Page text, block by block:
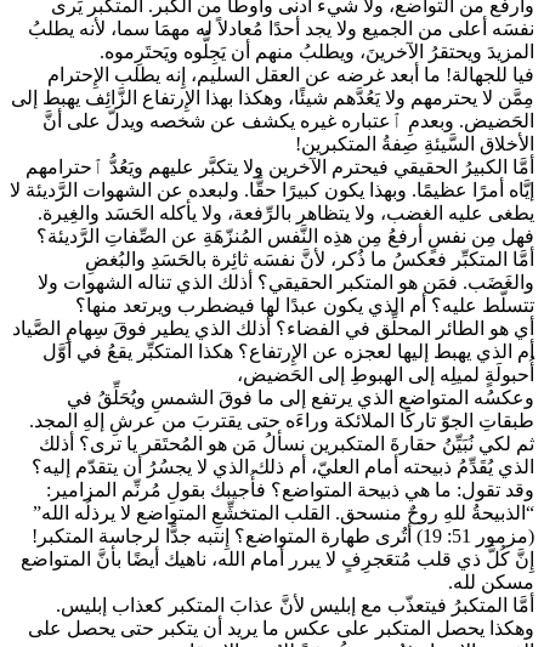
وأَرفع من التواضع، ولا شيء أدنى وأوطأ من الكبر. المتكبر يَرى
نفسَه أعلى من الجميع ولا يجد أحدًا مُعادلاً له مهمَا سما، لأنه يطلبُ
المزيدَ ويحتقرُ الآخرينَ، ويطلبُ منهم أن يَجِلُّوه ويَحتَرِموه.
فيا للجهالة! ما أبعد غرضه عن العقل السليم، إِنه يطلب الإِحترام
مِمَّن لا يحترمهم ولا يَعُدَّهم شيئًا، وهكذا بهذا الإِرتفاع الزَّائِف يهبط إلى
الحَضيض. وبعدمِ ٱعتباره غيره يكشف عن شخصه ويدلّ على أنَّ
الأخلاق السَّيئةِ صِفةُ المتكبرين!
أمَّا الكبيرُ الحقيقي فيحترم الآخرين ولا يتكبَّر عليهم ويَعُدُّ ٱحترامهم
إيَّاه أمرًا عظيمًا. وبهذا يكون كبيرًا حقًّا. ولبعده عن الشهوات الرَّديئة لا
يطغى عليه الغضب، ولا يتظاهر بالرِّفعة، ولا يأكله الحَسَد والغِيرة.
فهل مِن نفسٍ أرفعُ مِن هذِه النَّفس المُنزّهَةِ عن الصِّفاتِ الرَّديئة؟
أمَّا المتكبِّر فعكسُ ما ذُكر، لأنَّ نفسَه ثائِرة بالحَسَدِ والبُغضِ
والغَضَب. فمَن هو المتكبر الحقيقي؟ أذلك الذي تناله الشهوات ولا
تتسلّط عليه؟ أم الذي يكون عبدًا لها فيضطرب ويرتعد منها؟
أي هو الطائر المحلِّق في الفضاء؟ أذلك الذي يطير فوقَ سِهامِ الصَّياد
أم الذي يهبط إليها لعجزه عن الإِرتفاع؟ هكذا المتكبِّر يقعُ في أوَّل
أُحبولَةٍ لميلِه إلى الهبوطِ إلى الحَضيض،
وعكسُه المتواضع الذي يرتفع إلى ما فوقَ الشمسِ ويُحَلِّقُ في
طبقاتِ الجوّ تاركًا الملائكة وراءَه حتى يقتربَ من عرشِ إلهِ المجد.
ثم لكي نُبَيِّنُ حقارةَ المتكبرين نسألُ مَن هو المُحتَقر يا ترى؟ أذلك
الذي يُقَدِّمُ ذبيحته أمام العليّ، أم ذلك الذي لا يجسُرُ أن يتقدّم إليه؟
وقد تقول: ما هي ذبيحة المتواضع؟ فأُجيبك بقولِ مُرنِّم المزامير:
“الذبيحةُ للهِ روحٌ منسحق. القلب المتخشِّعِ المتواضع لا يرذلُه الله”
(مزمور 51: 19) أتُرى طهارة المتواضع؟ إِنتبه جدًّا لرجاسة المتكبر!
إِنَّ كُلَّ ذي قلب مُتعَجرِفٍ لا يبرر أمام الله، ناهيك أيضًا بأنَّ المتواضع
مسكن لله.
أمَّا المتكبرُ فيتعذّب مع إبليس لأنَّ عذابَ المتكبر كعذاب إبليس.
وهكذا يحصل المتكبر على عكس ما يريد أن يتكبر حتى يحصل على